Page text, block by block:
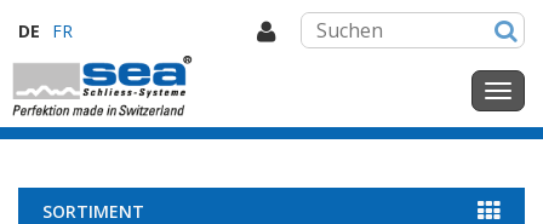
DE FR
SORTIMENT